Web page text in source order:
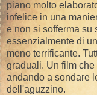
piano molto
infelice in una
e non si sofferma su
essenzialmente di
meno terrificante.
graduali. Un film
andando a sondare
dell'aguzzino.